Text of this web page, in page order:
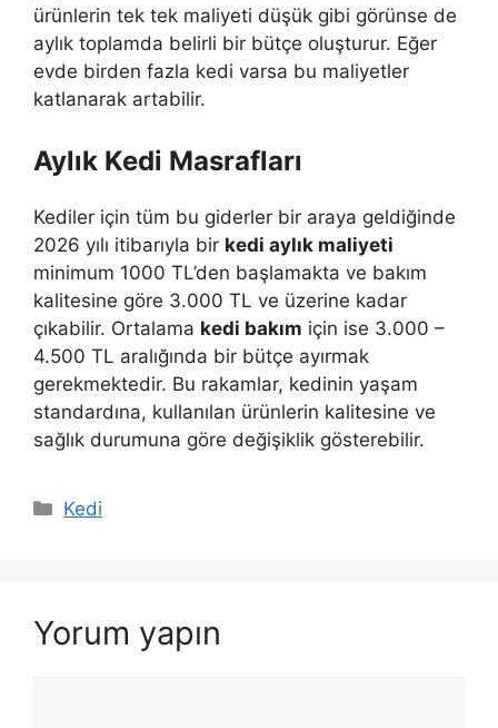
ürünlerin tek tek maliyeti düşük gibi görünse de
aylık toplamda belirli bir bütçe oluşturur. Eğer
evde birden fazla kedi varsa bu maliyetler
katlanarak artabilir.
Aylık Kedi Masrafları
Kediler için tüm bu giderler bir araya geldiğinde
2026 yılı itibarıyla bir kedi aylık maliyeti
minimum 1000 TL’den başlamakta ve bakım
kalitesine göre 3.000 TL ve üzerine kadar
çıkabilir. Ortalama kedi bakım için ise 3.000 –
4.500 TL aralığında bir bütçe ayırmak
gerekmektedir. Bu rakamlar, kedinin yaşam
standardına, kullanılan ürünlerin kalitesine ve
sağlık durumuna göre değişiklik gösterebilir.
Kategoriler
Kedi
Yorum yapın